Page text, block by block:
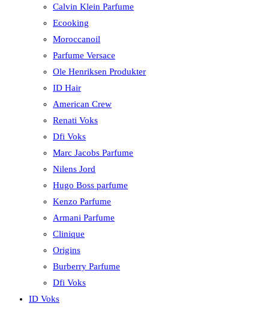
Calvin Klein Parfume
Ecooking
Moroccanoil
Parfume Versace
Ole Henriksen Produkter
ID Hair
American Crew
Renati Voks
Dfi Voks
Marc Jacobs Parfume
Nilens Jord
Hugo Boss parfume
Kenzo Parfume
Armani Parfume
Clinique
Origins
Burberry Parfume
Dfi Voks
ID Voks